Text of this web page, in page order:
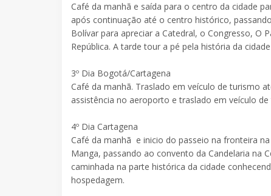
Café da manhã e saída para o centro da cidade
após continuação até o centro histórico,
Bolívar para apreciar a Catedral, o Congresso, O
República. A tarde tour a pé pela história da
3º Dia Bogotá/Cartagena
Café da manhã. Traslado em veículo de turismo
assistência no aeroporto e traslado em veículo
4º Dia Cartagena
Café da manhã e inicio do passeio na fronteira
Manga, passando ao convento da Candelaria na
caminhada na parte histórica da cidade
hospedagem.